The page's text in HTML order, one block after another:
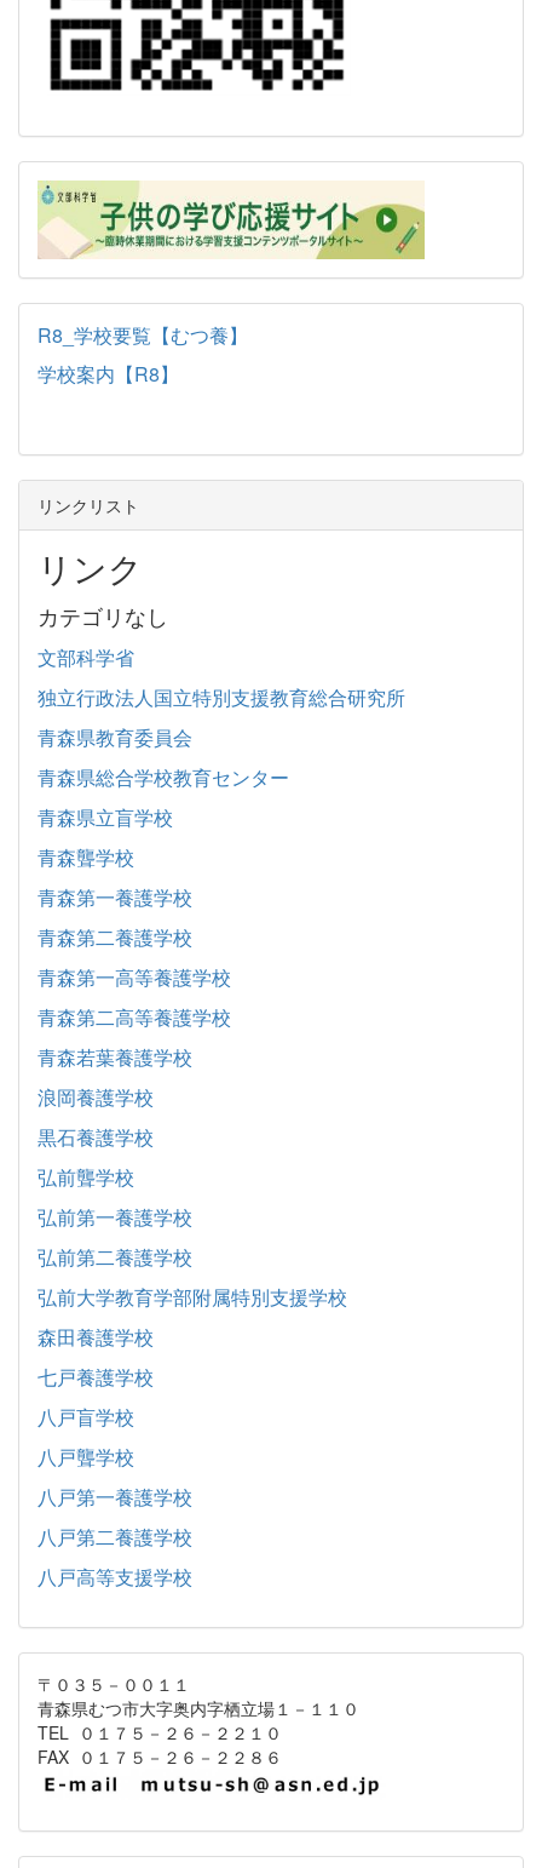
R8_学校要覧【むつ養】
学校案内【R8】
リンクリスト
リンク
カテゴリなし
文部科学省
独立行政法人国立特別支援教育総合研究所
青森県教育委員会
青森県総合学校教育センター
青森県立盲学校
青森聾学校
青森第一養護学校
青森第二養護学校
青森第一高等養護学校
青森第二高等養護学校
青森若葉養護学校
浪岡養護学校
黒石養護学校
弘前聾学校
弘前第一養護学校
弘前第二養護学校
弘前大学教育学部附属特別支援学校
森田養護学校
七戸養護学校
八戸盲学校
八戸聾学校
八戸第一養護学校
八戸第二養護学校
八戸高等支援学校
〒０３５－００１１
青森県むつ市大字奥内字栖立場１－１１０
TEL ０１７５－２６－２２１０
FAX ０１７５－２６－２２８６